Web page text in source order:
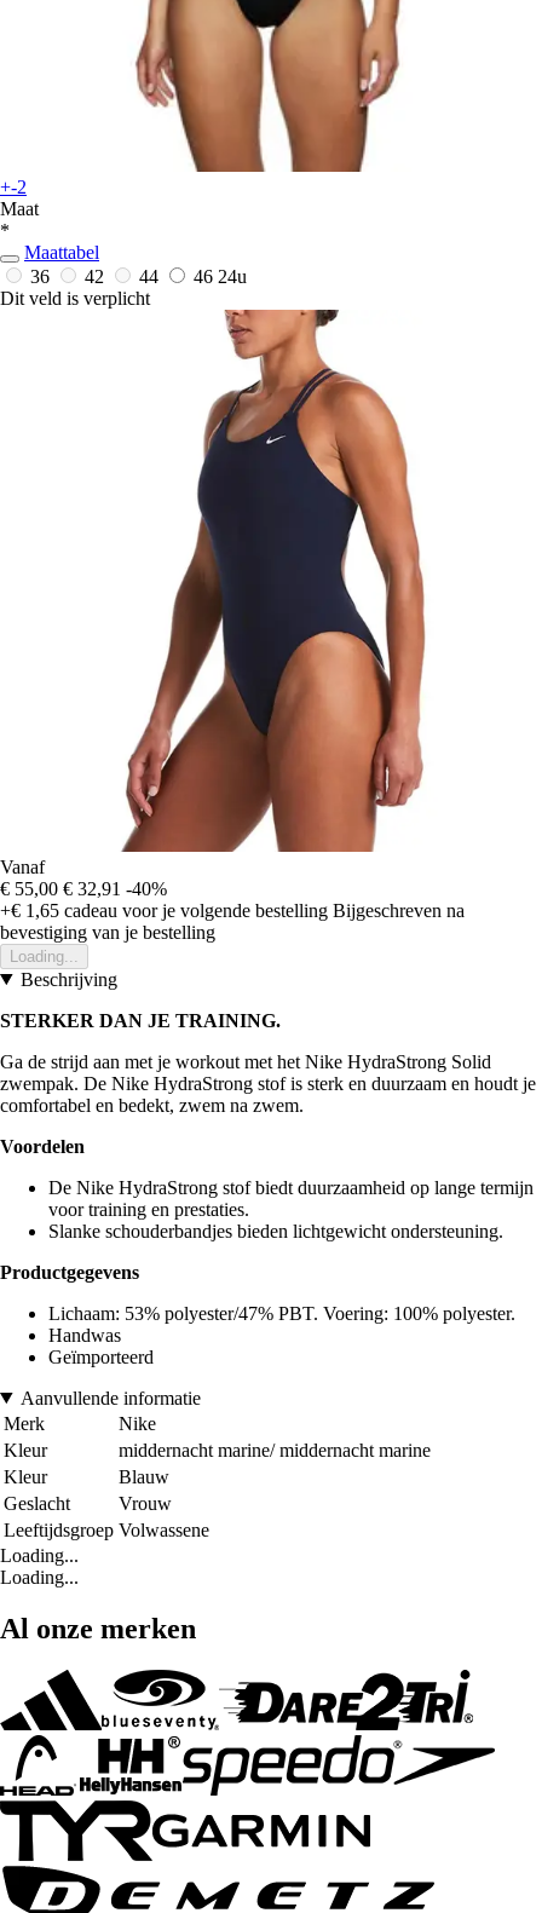
+-2
Maat
*
Maattabel
36
42 44 46 24u
Dit veld is verplicht
Vanaf
€ 55,00 € 32,91 -40%
+€ 1,65 cadeau voor je volgende bestelling Bijgeschreven na
bevestiging van je bestelling
Loading...
Beschrijving
STERKER DAN JE TRAINING.
Ga de strijd aan met je workout met het Nike HydraStrong Solid
zwempak. De Nike HydraStrong stof is sterk en duurzaam en houdt je
comfortabel en bedekt, zwem na zwem.
Voordelen
De Nike HydraStrong stof biedt duurzaamheid op lange termijn
voor training en prestaties.
Slanke schouderbandjes bieden lichtgewicht ondersteuning.
Productgegevens
Lichaam: 53% polyester/47% PBT. Voering: 100% polyester.
Handwas
Geïmporteerd
Aanvullende informatie
Merk
Nike
Kleur
middernacht marine/ middernacht marine
Kleur
Blauw
Geslacht
Vrouw
Leeftijdsgroep Volwassene
Loading...
Loading...
Al onze merken